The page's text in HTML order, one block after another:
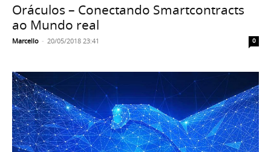
Oráculos – Conectando Smartcontracts
ao Mundo real
Marcello - 20/05/2018 23:41 0